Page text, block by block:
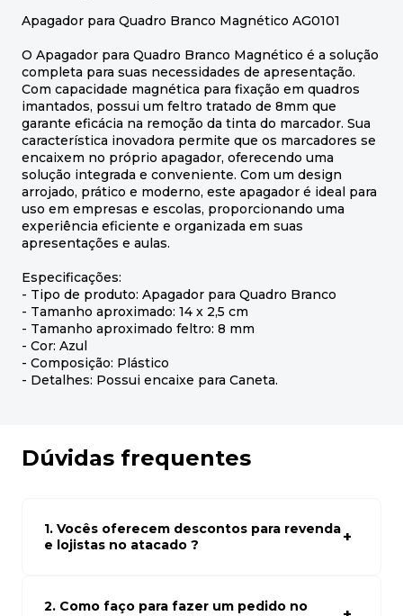
Apagador para Quadro Branco Magnético AG0101
O Apagador para Quadro Branco Magnético é a solução
completa para suas necessidades de apresentação.
Com capacidade magnética para fixação em quadros
imantados, possui um feltro tratado de 8mm que
garante eficácia na remoção da tinta do marcador. Sua
característica inovadora permite que os marcadores se
encaixem no próprio apagador, oferecendo uma
solução integrada e conveniente. Com um design
arrojado, prático e moderno, este apagador é ideal para
uso em empresas e escolas, proporcionando uma
experiência eficiente e organizada em suas
apresentações e aulas.
Especificações:
- Tipo de produto: Apagador para Quadro Branco
- Tamanho aproximado: 14 x 2,5 cm
- Tamanho aproximado feltro: 8 mm
- Cor: Azul
- Composição: Plástico
- Detalhes: Possui encaixe para Caneta.
Dúvidas frequentes
1. Vocês oferecem descontos para revenda
e lojistas no atacado ?
atacado empresas e compre com os melhores preços
2. Como faço para fazer um pedido no